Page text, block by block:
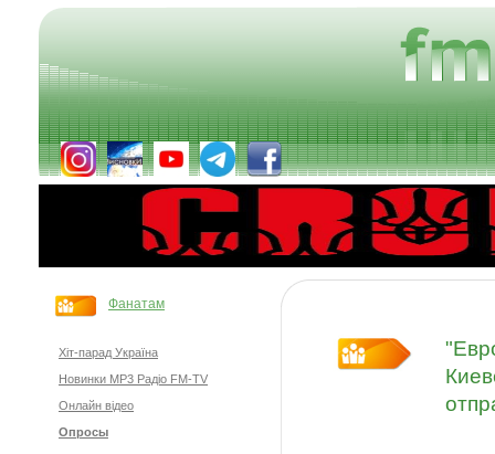
Фанатам
Хіт-парад Україна
Новинки MP3 Радіо FM-TV
Онлайн відео
Опросы